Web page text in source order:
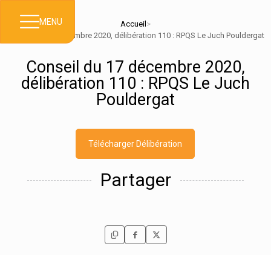
MENU Accueil >
Conseil du 17 décembre 2020, délibération 110 : RPQS Le Juch Pouldergat
Conseil du 17 décembre 2020,
délibération 110 : RPQS Le Juch
Pouldergat
Télécharger Délibération
Partager